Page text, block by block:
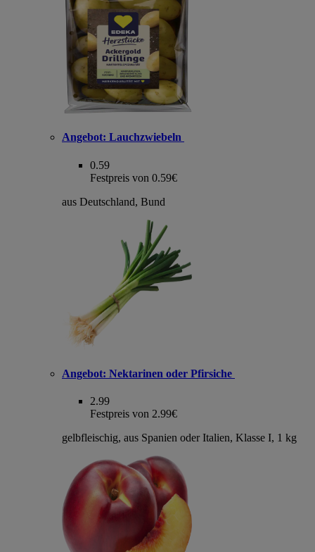
Angebot: Lauchzwiebeln
0.59
Festpreis von 0.59€
aus Deutschland, Bund
Angebot: Nektarinen oder Pfirsiche
2.99
Festpreis von 2.99€
gelbfleischig, aus Spanien oder Italien, Klasse I, 1 kg